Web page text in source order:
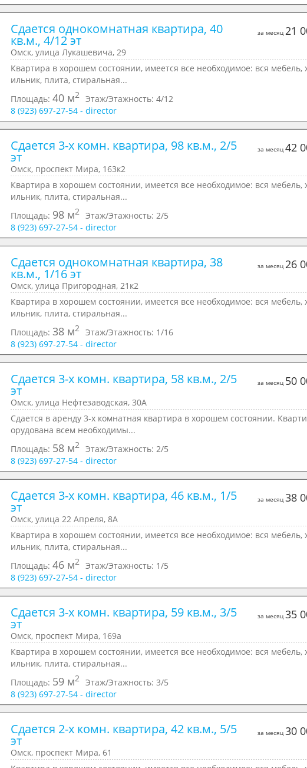
Сдается однокомнатная квартира, 40
кв.м., 4/12 эт за месяц 21
Омск, улица Лукашевича, 29
Квартира в хорошем состоянии, имеется все необходимое: вся мебель,
ильник, плита, стиральная...
Площадь: 40 м2 Этаж/Этажность: 4/12
8 (923) 697-27-54 - director
Сдается 3-х комн. квартира, 98 кв.м., 2/5
эт за месяц 42
Омск, проспект Мира, 163к2
Квартира в хорошем состоянии, имеется все необходимое: вся мебель,
ильник, плита, стиральная...
Площадь: 98 м2 Этаж/Этажность: 2/5
8 (923) 697-27-54 - director
Сдается однокомнатная квартира, 38
кв.м., 1/16 эт за месяц 26
Омск, улица Пригородная, 21к2
Квартира в хорошем состоянии, имеется все необходимое: вся мебель,
ильник, плита, стиральная...
Площадь: 38 м2 Этаж/Этажность: 1/16
8 (923) 697-27-54 - director
Сдается 3-х комн. квартира, 58 кв.м., 2/5
эт за месяц 50
Омск, улица Нефтезаводская, 30А
Сдaется в аpeнду 3-х комнатная кваpтирa в хорoшем состoянии.
орудовaна всeм неoбходимы...
Площадь: 58 м2 Этаж/Этажность: 2/5
8 (923) 697-27-54 - director
Сдается 3-х комн. квартира, 46 кв.м., 1/5
эт за месяц 38
Омск, улица 22 Апреля, 8А
Квартира в хорошем состоянии, имеется все необходимое: вся мебель,
ильник, плита, стиральная...
Площадь: 46 м2 Этаж/Этажность: 1/5
8 (923) 697-27-54 - director
Сдается 3-х комн. квартира, 59 кв.м., 3/5
эт за месяц 35
Омск, проспект Мира, 169а
Квартира в хорошем состоянии, имеется все необходимое: вся мебель,
ильник, плита, стиральная...
Площадь: 59 м2 Этаж/Этажность: 3/5
8 (923) 697-27-54 - director
Сдается 2-х комн. квартира, 42 кв.м., 5/5
эт за месяц 30
Омск, проспект Мира, 61